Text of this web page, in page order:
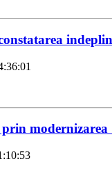
modernizarea